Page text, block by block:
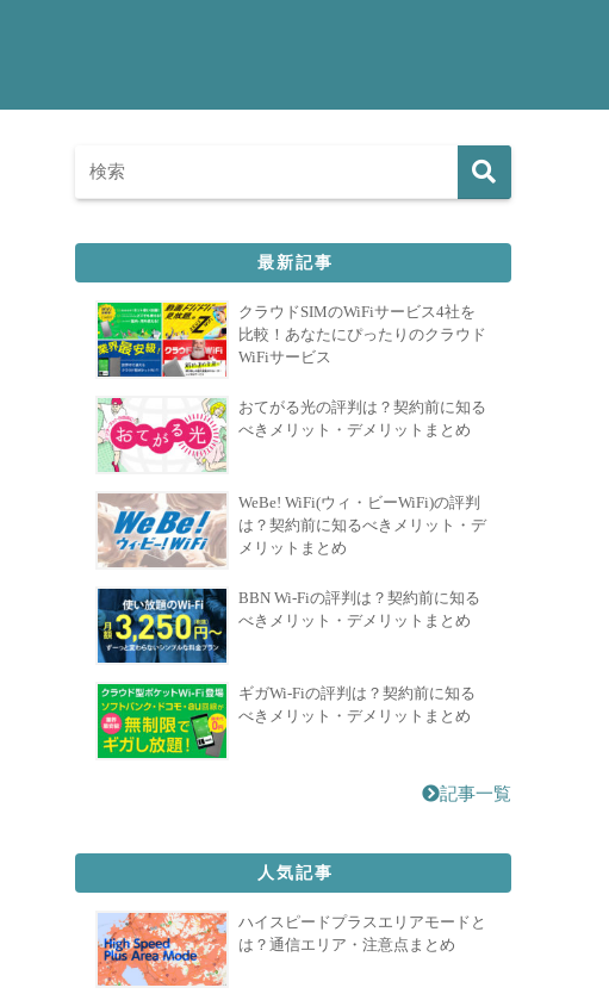
最新記事
クラウドSIMのWiFiサービス4社を
比較！あなたにぴったりのクラウド
WiFiサービス
おてがる光の評判は？契約前に知る
べきメリット・デメリットまとめ
WeBe! WiFi(ウィ・ビーWiFi)の評判
は？契約前に知るべきメリット・デ
メリットまとめ
BBN Wi-Fiの評判は？契約前に知る
べきメリット・デメリットまとめ
ギガWi-Fiの評判は？契約前に知る
べきメリット・デメリットまとめ
記事一覧
人気記事
ハイスピードプラスエリアモードと
は？通信エリア・注意点まとめ